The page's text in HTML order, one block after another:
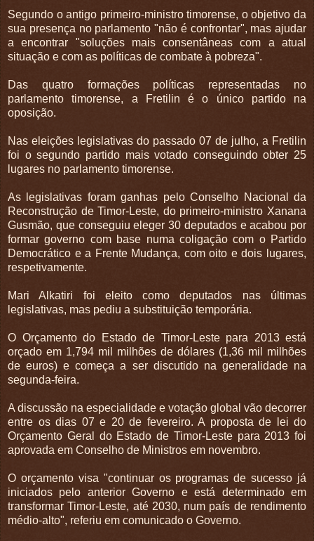
Segundo o antigo primeiro-ministro timorense, o objetivo da
sua presença no parlamento "não é confrontar", mas ajudar
a encontrar "soluções mais consentâneas com a atual
situação e com as políticas de combate à pobreza".
Das quatro formações políticas representadas no
parlamento timorense, a Fretilin é o único partido na
oposição.
Nas eleições legislativas do passado 07 de julho, a Fretilin
foi o segundo partido mais votado conseguindo obter 25
lugares no parlamento timorense.
As legislativas foram ganhas pelo Conselho Nacional da
Reconstrução de Timor-Leste, do primeiro-ministro Xanana
Gusmão, que conseguiu eleger 30 deputados e acabou por
formar governo com base numa coligação com o Partido
Democrático e a Frente Mudança, com oito e dois lugares,
respetivamente.
Mari Alkatiri foi eleito como deputados nas últimas
legislativas, mas pediu a substituição temporária.
O Orçamento do Estado de Timor-Leste para 2013 está
orçado em 1,794 mil milhões de dólares (1,36 mil milhões
de euros) e começa a ser discutido na generalidade na
segunda-feira.
A discussão na especialidade e votação global vão decorrer
entre os dias 07 e 20 de fevereiro. A proposta de lei do
Orçamento Geral do Estado de Timor-Leste para 2013 foi
aprovada em Conselho de Ministros em novembro.
O orçamento visa "continuar os programas de sucesso já
iniciados pelo anterior Governo e está determinado em
transformar Timor-Leste, até 2030, num país de rendimento
médio-alto", referiu em comunicado o Governo.